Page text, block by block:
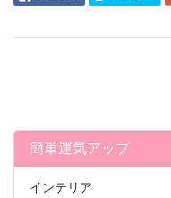
簡単運気アップ
インテリア